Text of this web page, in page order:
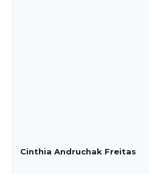
Cinthia Andruchak Freitas